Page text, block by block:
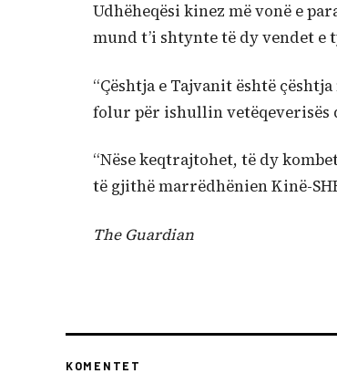
Udhëheqësi kinez më vonë e
mund t’i shtynte të dy vendet e
“Çështja e Tajvanit është
folur për ishullin vetëqeverisës
“Nëse keqtrajtohet, të dy
të gjithë marrëdhënien Kinë-
The Guardian
KOMENTET